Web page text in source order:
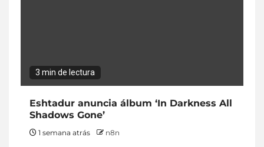
3 min de lectura
Eshtadur anuncia álbum ‘In Darkness All
Shadows Gone’
1 semana atrás n8n